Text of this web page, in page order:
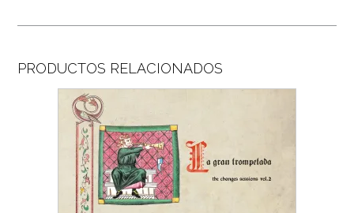
PRODUCTOS RELACIONADOS